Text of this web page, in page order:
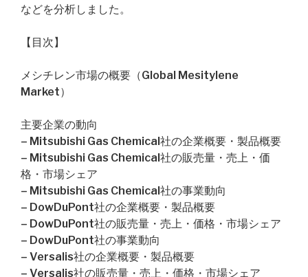
などを分析しました。
【目次】
メシチレン市場の概要（Global Mesitylene
Market）
主要企業の動向
– Mitsubishi Gas Chemical社の企業概要・製品概要
– Mitsubishi Gas Chemical社の販売量・売上・価
格・市場シェア
– Mitsubishi Gas Chemical社の事業動向
– DowDuPont社の企業概要・製品概要
– DowDuPont社の販売量・売上・価格・市場シェア
– DowDuPont社の事業動向
– Versalis社の企業概要・製品概要
– Versalis社の販売量・売上・価格・市場シェア